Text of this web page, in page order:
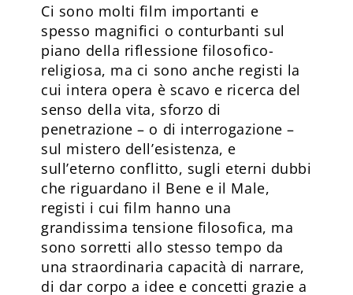
Ci sono molti film importanti e
spesso magnifici o conturbanti sul
piano della riflessione filosofico-
religiosa, ma ci sono anche registi la
cui intera opera è scavo e ricerca del
senso della vita, sforzo di
penetrazione – o di interrogazione –
sul mistero dell’esistenza, e
sull’eterno conflitto, sugli eterni dubbi
che riguardano il Bene e il Male,
registi i cui film hanno una
grandissima tensione filosofica, ma
sono sorretti allo stesso tempo da
una straordinaria capacità di narrare,
di dar corpo a idee e concetti grazie a